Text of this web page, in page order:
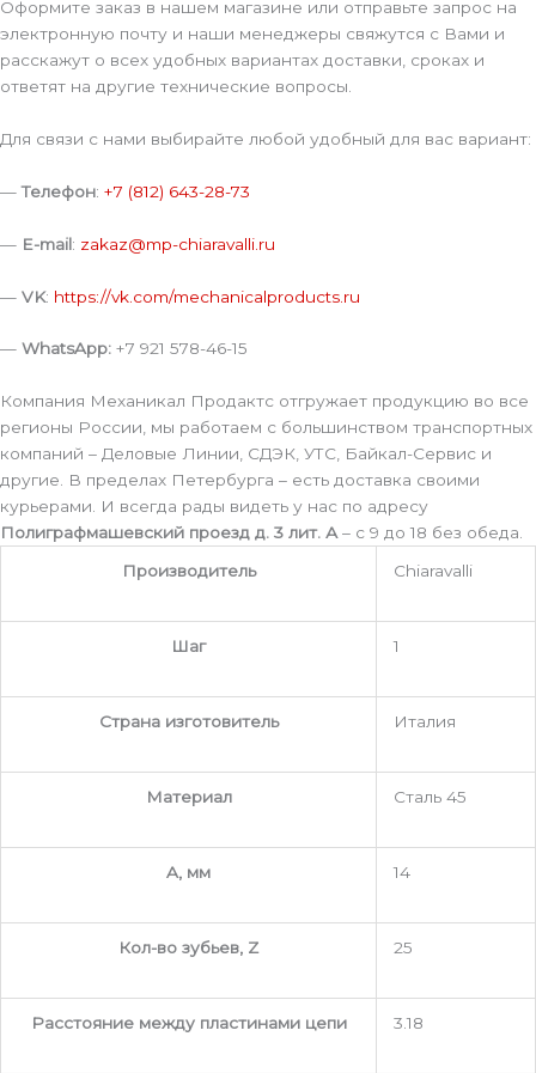
Оформите заказ в нашем магазине или отправьте запрос на
электронную почту и наши менеджеры свяжутся с Вами и
расскажут о всех удобных вариантах доставки, сроках и
ответят на другие технические вопросы.
Для связи с нами выбирайте любой удобный для вас вариант:
—Телефон: +7 (812) 643-28-73
— E-mail: zakaz@mp-chiaravalli.ru
— VK: https://vk.com/mechanicalproducts.ru
— WhatsApp: +7 921 578-46-15
Компания Механикал Продактс отгружает продукцию во все
регионы России, мы работаем с большинством транспортных
компаний – Деловые Линии, СДЭК, УТС, Байкал-Сервис и
другие. В пределах Петербурга – есть доставка своими
курьерами. И всегда рады видеть у нас по адресу
Полиграфмашевский проезд д. 3 лит. А– с 9 до 18 без обеда.
Производитель
Chiaravalli
Шаг 1
Страна изготовитель Италия
Материал Сталь 45
A, мм 14
Кол-во зубьев, Z 25
Расстояние между пластинами цепи 3.18